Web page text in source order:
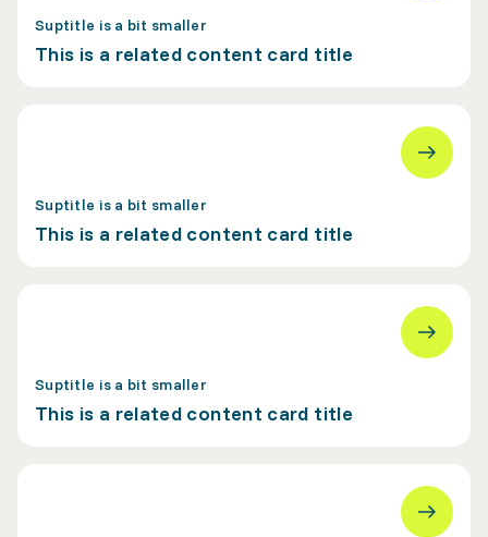
Suptitle is a bit smaller
This is a related content card title
Suptitle is a bit smaller
This is a related content card title
Suptitle is a bit smaller
This is a related content card title